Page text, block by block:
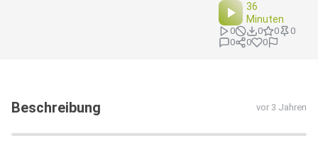
36
Minuten
0 0 0
0
0
0 0
Beschreibung vor 3 Jahren